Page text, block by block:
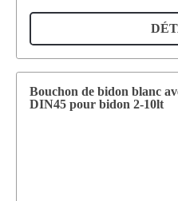
Bouchon de bidon blanc
DIN45 pour bidon 2-10lt